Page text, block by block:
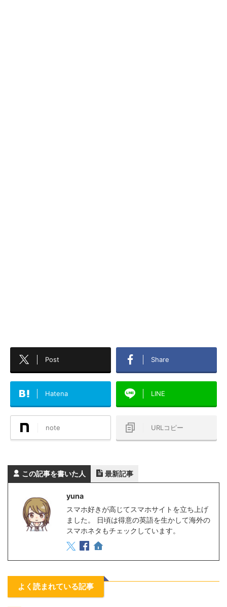
Post Share
Hatena LINE
note URLコピー
この記事を書いた人 最新記事
yuna
スマホ好きが高じてスマホサイトを立ち上げ
ました。 日頃は得意の英語を生かして海外の
スマホネタもチェックしています。
よく読まれている記事